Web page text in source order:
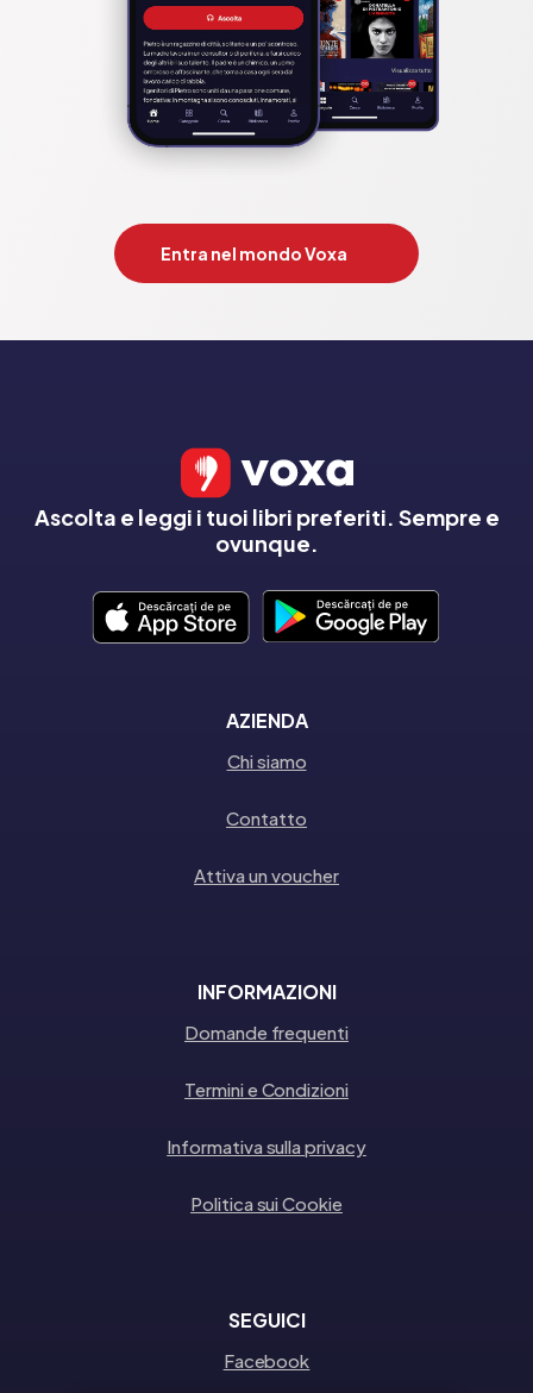
Entra nel mondo Voxa
Ascolta e leggi i tuoi libri preferiti. Sempre e
ovunque.
AZIENDA
Chi siamo
Contatto
Attiva un voucher
INFORMAZIONI
Domande frequenti
Termini e Condizioni
Informativa sulla privacy
Politica sui Cookie
SEGUICI
Facebook